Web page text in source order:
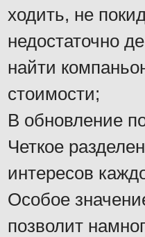
ходить, не
недостаточно
найти
стоимости;
В обновление
Четкое
интересов
Особое
позволит